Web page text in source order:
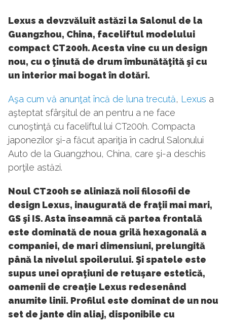
Lexus a devzvăluit astăzi la Salonul de la
Guangzhou, China, faceliftul modelului
compact CT200h. Acesta vine cu un design
nou, cu o ţinută de drum îmbunătăţită şi cu
un interior mai bogat în dotări.
Aşa cum vă anunţat încă de luna trecută, Lexus a
aşteptat sfârşitul de an pentru a ne face
cunoştinţă cu faceliftul lui CT200h. Compacta
japonezilor şi-a făcut apariţia în cadrul Salonului
Auto de la Guangzhou, China, care şi-a deschis
porţile astăzi.
Noul CT200h se aliniază noii filosofii de
design Lexus, inaugurată de fraţii mai mari,
GS şi IS. Asta înseamnă că partea frontală
este dominată de noua grilă hexagonală a
companiei, de mari dimensiuni, prelungită
până la nivelul spoilerului. Şi spatele este
supus unei opraţiuni de retuşare estetică,
oamenii de creaţie Lexus redesenând
anumite linii. Profilul este dominat de un nou
set de jante din aliaj, disponibile cu